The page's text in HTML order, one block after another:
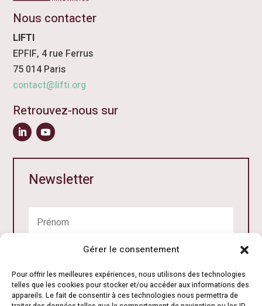
Gérer le consentement
Pour offrir les meilleures expériences, nous utilisons des technologies
telles que les cookies pour stocker et/ou accéder aux informations des
appareils. Le fait de consentir à ces technologies nous permettra de
Nous contacter
LIFTI
EPFIF, 4 rue Ferrus
75 014 Paris
contact@lifti.org
Retrouvez-nous sur
Newsletter